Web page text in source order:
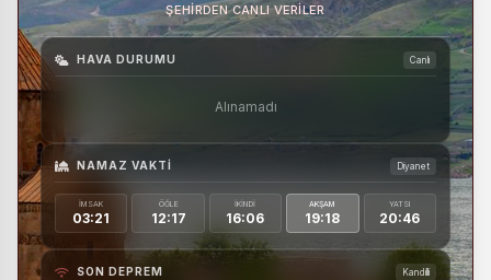
ŞEHIRDEN CANLI VERILER
HAVA DURUMU Canlı
Alınamadı
NAMAZ VAKTI Diyanet
İMSAK
03:21
ÖĞLE
12:17
İKINDI
16:06
AKŞAM
19:18
YATSI
20:46
SON DEPREM Kandilli